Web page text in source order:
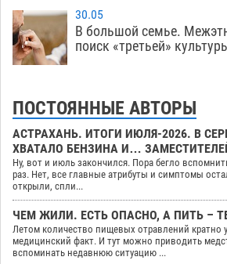
30.05
В большой семье.
поиск «третьей»
ПОСТОЯННЫЕ АВТОРЫ
АСТРАХАНЬ. ИТОГИ ИЮЛЯ-2026. В
ХВАТАЛО БЕНЗИНА И…
Ну, вот и июль закончился. Пора бегло
раз. Нет, все главные атрибуты и симптомы
открыли, спли...
ЧЕМ ЖИЛИ. ЕСТЬ ОПАСНО, А ПИТЬ –
Летом количество пищевых отравлений кратно
медицинский факт. И тут можно приводить
вспоминать недавнюю ситуацию ...